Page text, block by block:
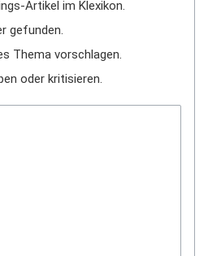
Artikel im Klexikon.
gefunden.
Thema vorschlagen.
oder kritisieren.